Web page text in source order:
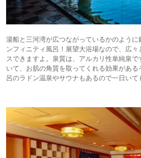
湯船と三河湾が広つながっているかのように
ンフィニティ風呂！展望大浴場なので、広
スできますよ。泉質は、アルカリ性単純泉
いて、お肌の角質を取ってくれる効果があ
呂のラドン温泉やサウナもあるので一日いて